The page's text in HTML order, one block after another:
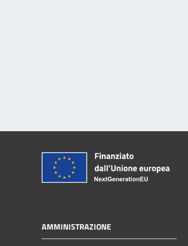
AMMINISTRAZIONE